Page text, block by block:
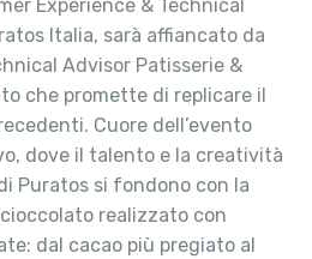
Experience & Technical
Italia, sarà affiancato da
Advisor Patisserie &
che promette di replicare il
Cuore dell’evento
dove il talento e la creatività
Puratos si fondono con la
realizzato con
dal cacao più pregiato al